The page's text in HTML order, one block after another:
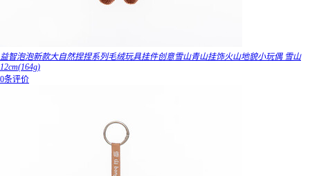
益智泡泡新款大自然捏捏系列毛绒玩具挂件创意雪山青山挂饰火山地貌小玩偶 雪山
12cm(164g)
0条评价